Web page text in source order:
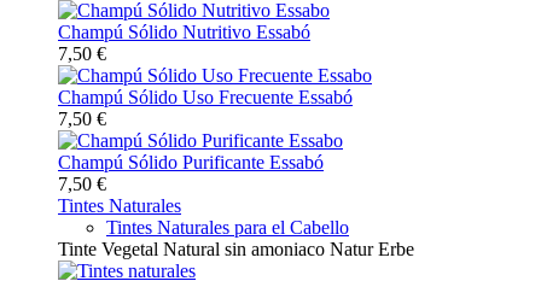
Champú Sólido Nutritivo Essabó
7,50 €
Champú Sólido Uso Frecuente Essabó
7,50 €
Champú Sólido Purificante Essabó
7,50 €
Tintes Naturales
Tintes Naturales para el Cabello
Tinte Vegetal Natural sin amoniaco Natur Erbe